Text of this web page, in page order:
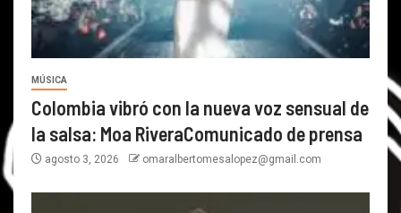
MÚSICA
Colombia vibró con la nueva voz sensual de
la salsa: Moa RiveraComunicado de prensa
agosto 3, 2026 omaralbertomesalopez@gmail.com